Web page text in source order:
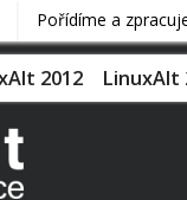
Pořídíme a
2012 LinuxAlt